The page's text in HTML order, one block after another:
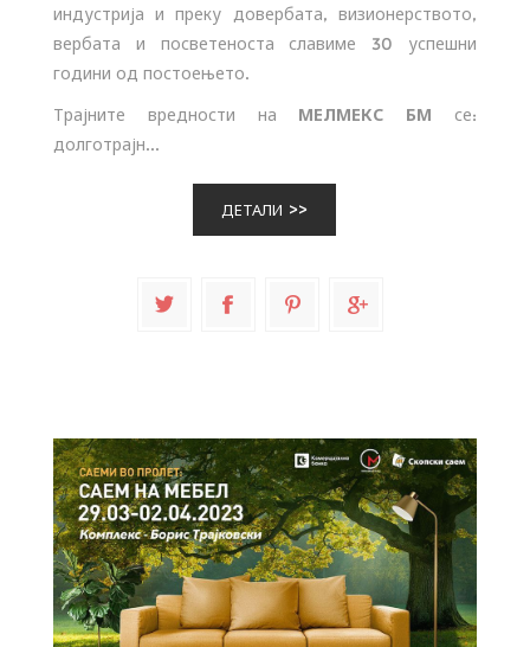
индустрија и преку довербата, визионерството,
вербата и посветеноста славиме 30 успешни
години од постоењето.
Трајните вредности на МЕЛМЕКС БМ
се:
долготрајн...
ДЕТАЛИ